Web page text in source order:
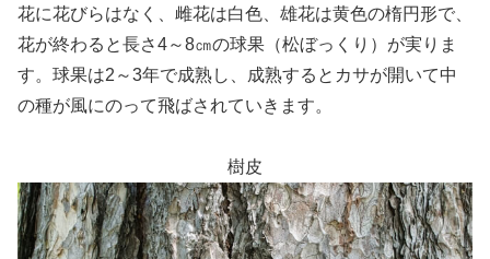
花に花びらはなく、雌花は白色、雄花は黄色の楕円形で、
花が終わると長さ4～8㎝の球果（松ぼっくり）が実りま
す。球果は2～3年で成熟し、成熟するとカサが開いて中
の種が風にのって飛ばされていきます。
樹皮